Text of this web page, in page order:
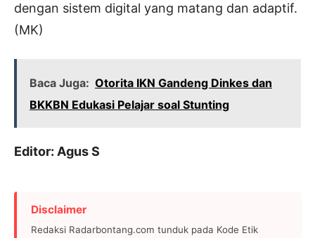
dengan sistem digital yang matang dan adaptif.
(MK)
Baca Juga: Otorita IKN Gandeng Dinkes dan
BKKBN Edukasi Pelajar soal Stunting
Editor: Agus S
Disclaimer
Redaksi Radarbontang.com tunduk pada Kode Etik